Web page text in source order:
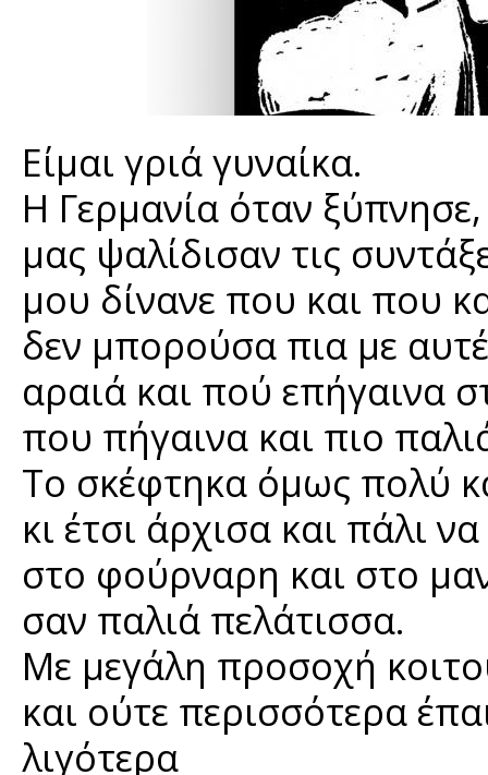
Είμαι γριά γυναίκα.
Η Γερμανία όταν ξύπνησε,
μας ψαλίδισαν τις
μου δίνανε που και που
δεν μπορούσα πια με
αραιά και πού επήγαινα
που πήγαινα και πιο
Το σκέφτηκα όμως πολύ
κι έτσι άρχισα και πάλι
στο φούρναρη και στο
σαν παλιά πελάτισσα.
Με μεγάλη προσοχή
και ούτε περισσότερα
λιγότερα